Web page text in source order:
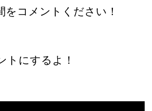
をコメントください！
トにするよ！